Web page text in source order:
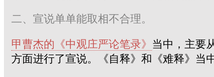
二、宣说单单能取相不合理。
甲曹杰的《中观庄严论笔录》 当中，主要
方面进行了宣说。《自释》和《难释》当